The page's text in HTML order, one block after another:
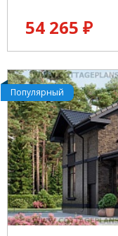
54 265 ₽
Популярный